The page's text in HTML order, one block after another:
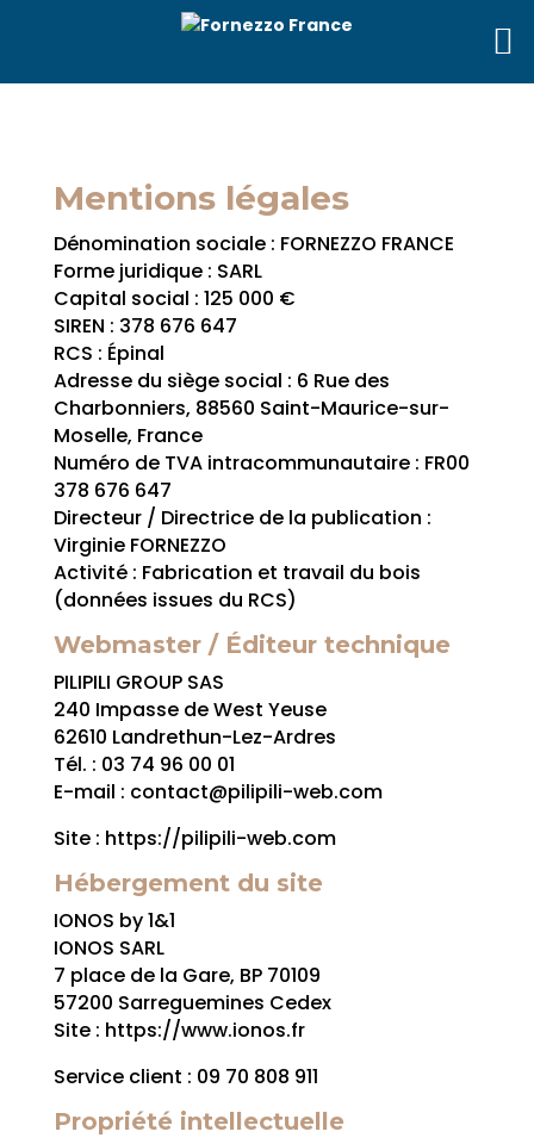
Mentions légales
Dénomination sociale : FORNEZZO FRANCE
Forme juridique : SARL
Capital social : 125 000 €
SIREN : 378 676 647
RCS : Épinal
Adresse du siège social : 6 Rue des
Charbonniers, 88560 Saint-Maurice-sur-
Moselle, France
Numéro de TVA intracommunautaire : FR00
378 676 647
Directeur / Directrice de la publication :
Virginie FORNEZZO
Activité : Fabrication et travail du bois
(données issues du RCS)
Webmaster / Éditeur technique
PILIPILI GROUP SAS
240 Impasse de West Yeuse
62610 Landrethun-Lez-Ardres
Tél. : 03 74 96 00 01
E-mail : contact@pilipili-web.com
Site : https://pilipili-web.com
Hébergement du site
IONOS by 1&1
IONOS SARL
7 place de la Gare, BP 70109
57200 Sarreguemines Cedex
Site : https://www.ionos.fr
Service client : 09 70 808 911
Propriété intellectuelle